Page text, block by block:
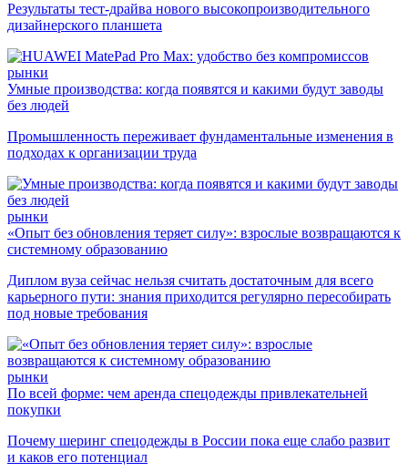
Результаты тест-драйва нового высокопроизводительного
дизайнерского планшета
рынки
Умные производства: когда появятся и какими будут заводы
без людей
Промышленность переживает фундаментальные изменения в
подходах к организации труда
рынки
«Опыт без обновления теряет силу»: взрослые возвращаются к
системному образованию
Диплом вуза сейчас нельзя считать достаточным для всего
карьерного пути: знания приходится регулярно пересобирать
под новые требования
рынки
По всей форме: чем аренда спецодежды привлекательней
покупки
Почему шеринг спецодежды в России пока еще слабо развит
и каков его потенциал